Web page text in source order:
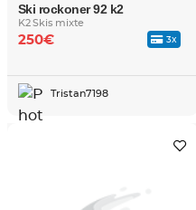
Ski rockoner 92 k2
K2 Skis mixte
3x
250€
Tristan7198